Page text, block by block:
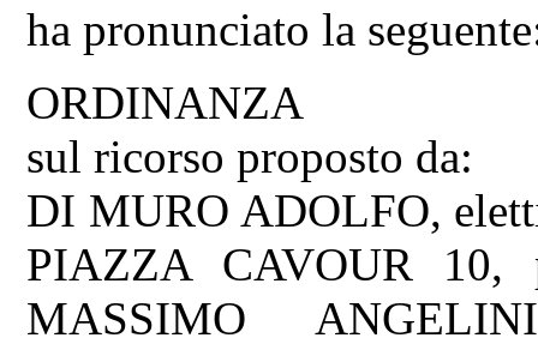
ha pronunciato la
ORDINANZA
sul ricorso proposto da:
DI MURO ADOLFO,
PIAZZA CAVOUR 10,
MASSIMO